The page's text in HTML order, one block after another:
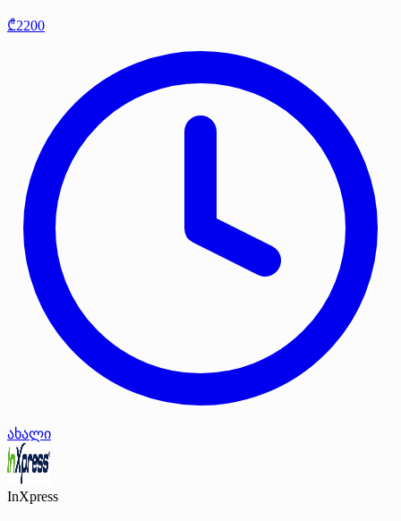
₾2200
ახალი
InXpress